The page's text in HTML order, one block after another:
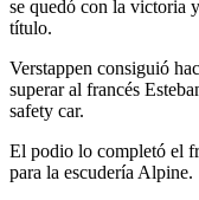
se quedó con la victoria
título.
Verstappen consiguió
superar al francés
safety car.
El podio lo completó el
para la escudería Alpine.